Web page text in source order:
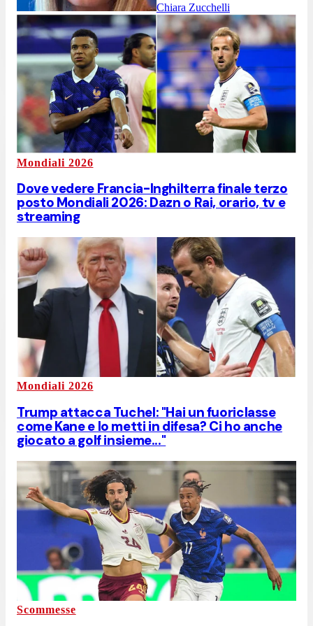
Chiara Zucchelli
Mondiali 2026
Dove vedere Francia-Inghilterra finale terzo
posto Mondiali 2026: Dazn o Rai, orario, tv e
streaming
Mondiali 2026
Trump attacca Tuchel: "Hai un fuoriclasse
come Kane e lo metti in difesa? Ci ho anche
giocato a golf insieme..."
Scommesse